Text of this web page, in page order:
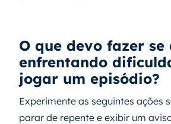
O que devo fazer se
enfrentando
jogar um episódio?
Experimente as seguintes ações
parar de repente e exibir um